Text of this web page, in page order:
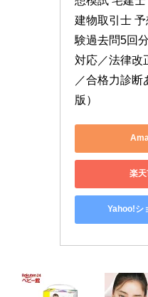
建物取引士
験過去問5回
対応／法律改
／合格力診断
版）
楽
Yahoo!シ